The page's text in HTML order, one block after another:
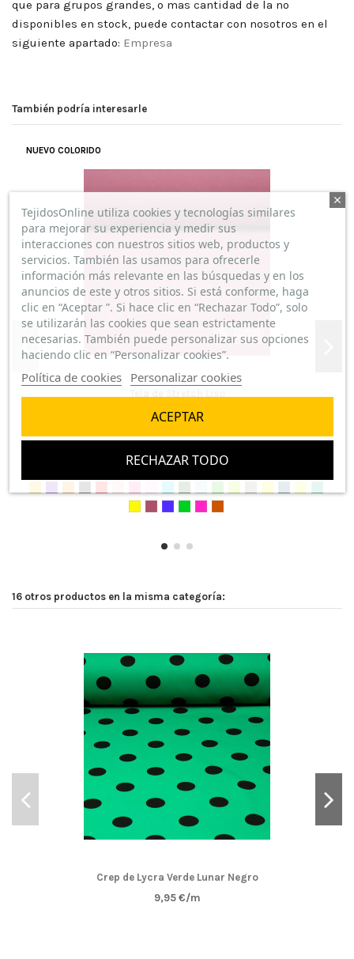
que para grupos grandes, o mas cantidad de la no
disponibles en stock, puede contactar con nosotros en el
siguiente apartado: Empresa
(5
El envío ha sido rapidísimo, y la tela es de muy buena
calidad. Justo lo que estaba buscando.
También podría interesarle
NUEVO COLORIDO
1 opinión
16 otros productos en la misma categoría:
Crep de Lycra Verde Lunar Negro
9,95 €/m
TejidosOnline utiliza cookies y tecnologías similares
para mejorar su experiencia y medir sus
interacciones con nuestros sitios web, productos y
servicios. También las usamos para ofrecerle
información más relevante en las búsquedas y en los
anuncios de este y otros sitios. Si está conforme, haga
clic en “Aceptar ”. Si hace clic en “Rechazar Todo”, solo
se utilizarán las cookies que sean estrictamente
necesarias. También puede personalizar sus opciones
haciendo clic en “Personalizar cookies”.
Política de cookies Personalizar cookies
RECHAZAR TODO
ACEPTAR